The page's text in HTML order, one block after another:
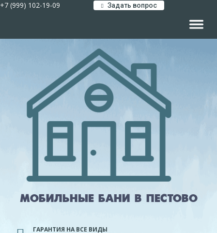
+7 (999) 102-19-09 Задать вопрос
МОБИЛЬНЫЕ БАНИ В ПЕСТОВО
ГАРАНТИЯ НА ВСЕ ВИДЫ